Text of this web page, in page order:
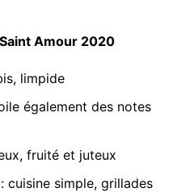
Amour 2020
limpide
également des notes
fruité et juteux
: cuisine simple, grillades